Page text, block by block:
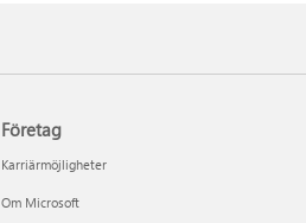
Företag
Karriärmöjligheter
Om Microsoft